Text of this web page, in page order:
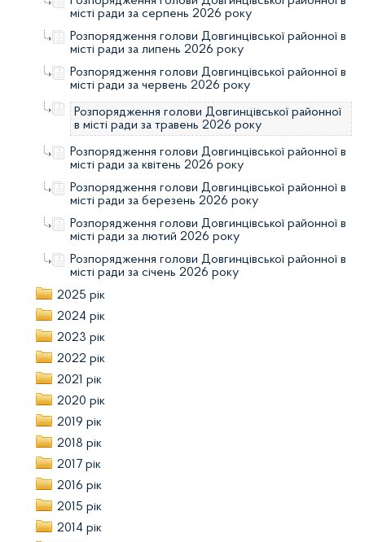
місті ради за серпень 2026 року
Розпорядження голови Довгинцівської районної в
місті ради за липень 2026 року
Розпорядження голови Довгинцівської районної в
місті ради за червень 2026 року
Розпорядження голови Довгинцівської районної
в місті ради за травень 2026 року
Розпорядження голови Довгинцівської районної в
місті ради за квітень 2026 року
Розпорядження голови Довгинцівської районної в
місті ради за березень 2026 року
Розпорядження голови Довгинцівської районної в
місті ради за лютий 2026 року
Розпорядження голови Довгинцівської районної в
місті ради за січень 2026 року
2025 рік
2024 рік
2023 рік
2022 рік
2021 рік
2020 рік
2019 рік
2018 рік
2017 рік
2016 рік
2015 рік
2014 рік